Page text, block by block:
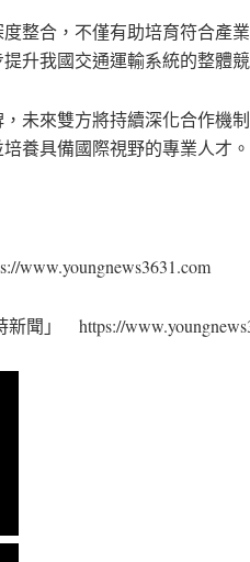
整合，不僅有助培育符合產
升我國交通運輸系統的整體
未來雙方將持續深化合作機
養具備國際視野的專業人才。
www.youngnews3631.com⁠
」 https://